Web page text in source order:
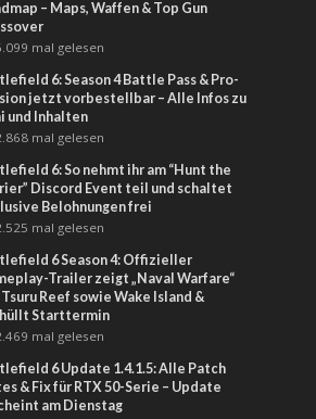
– Maps, Waffen & Top Gun
mal gelesen
6: Season 4 Battle Pass & Pro-
jetzt vorbestellbar – Alle Infos zu
und Inhalten
mal gelesen
6: So nehmt ihr am “Hunt the
Discord Event teil und schaltet
Belohnungen frei
mal gelesen
6 Season 4: Offizieller
Trailer zeigt „Naval Warfare“
Reef sowie Wake Island &
Starttermin
mal gelesen
6 Update 1.4.1.5: Alle Patch
& Fix für RTX 50-Serie – Update
am Dienstag